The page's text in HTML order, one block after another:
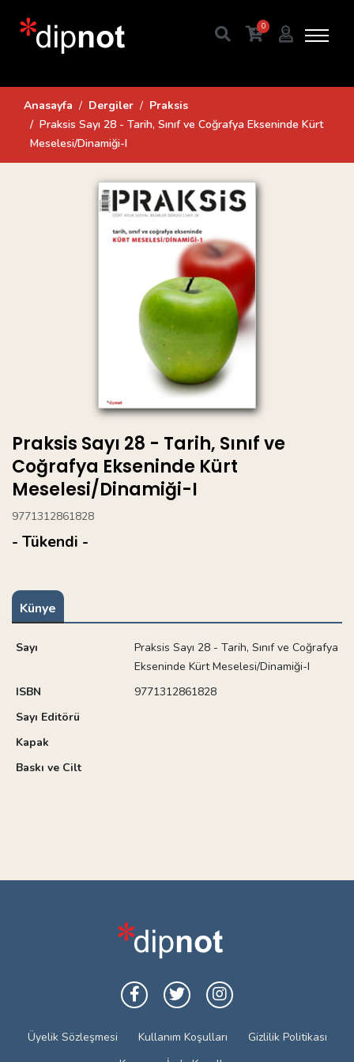
0
Anasayfa Dergiler
Praksis
Praksis Sayı 28 - Tarih, Sınıf ve Coğrafya Ekseninde Kürt
Meselesi/Dinamiği-I
Praksis Sayı 28 - Tarih, Sınıf ve
Coğrafya Ekseninde Kürt
Meselesi/Dinamiği-I
9771312861828
- Tükendi -
Künye
Sayı
Praksis Sayı 28 - Tarih, Sınıf ve Coğrafya
Ekseninde Kürt Meselesi/Dinamiği-I
ISBN
9771312861828
Sayı Editörü
Kapak
Baskı ve Cilt
Üyelik Sözleşmesi Kullanım Koşulları
Gizlilik Politikası